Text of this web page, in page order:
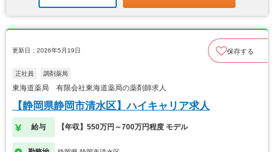
更新日：2026年5月19日 保存する
正社員 調剤薬局
東海道薬局 有限会社東海道薬局の薬剤師求人
【静岡県静岡市清水区】ハイキャリア求人
給与 【年収】550万円～700万円程度 モデル